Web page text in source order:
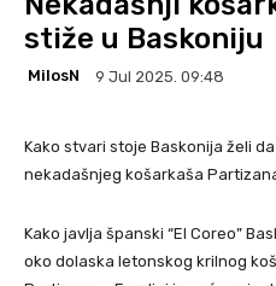
stiže u Baskoniju
MilosN 9 Jul 2025. 09:48
Kako stvari stoje Baskonija želi
nekadašnjeg košarkaša
Kako javlja španski “El Coreo”
oko dolaska letonskog krilnog